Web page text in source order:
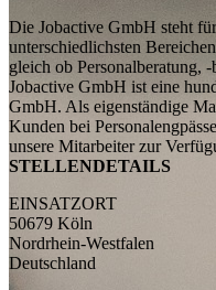
Die Jobactive GmbH steht
unterschiedlichsten
gleich ob Personalberatung,
Jobactive GmbH ist eine
GmbH. Als eigenständige
Kunden bei
unsere Mitarbeiter zur
STELLENDETAILS
EINSATZORT
50679 Köln
Nordrhein-Westfalen
Deutschland